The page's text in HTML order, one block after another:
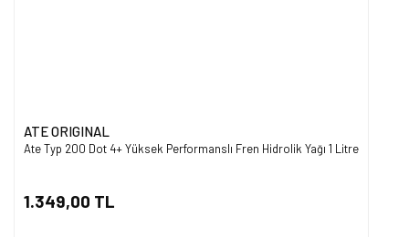
ATE ORIGINAL
Ate Typ 200 Dot 4+ Yüksek Performanslı Fren Hidrolik Yağı 1 Litre
1.349,00 TL